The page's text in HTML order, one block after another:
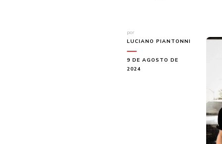
por
LUCIANO PIANTONNI
9 DE AGOSTO DE
2024